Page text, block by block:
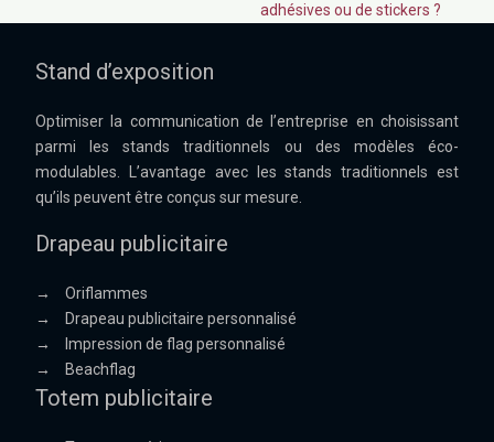
adhésives ou de stickers ?
Stand d’exposition
Optimiser la communication de l’entreprise en choisissant
parmi les stands traditionnels ou des modèles éco-
modulables. L’avantage avec les stands traditionnels est
qu’ils peuvent être conçus sur mesure.
Drapeau publicitaire
→
Oriflammes
→
Drapeau publicitaire personnalisé
→
Impression de flag personnalisé
→
Beachflag
Totem publicitaire